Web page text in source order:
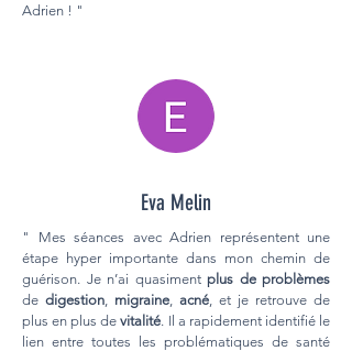
Adrien ! "
Eva Melin
" Mes séances avec Adrien représentent une
étape hyper importante dans mon chemin de
guérison. Je n’ai quasiment plus de problèmes
de digestion migraine acné , et je retrouve de
plus en plus devitalité. Il a rapidement identifié le
lien entre toutes les problématiques de santé